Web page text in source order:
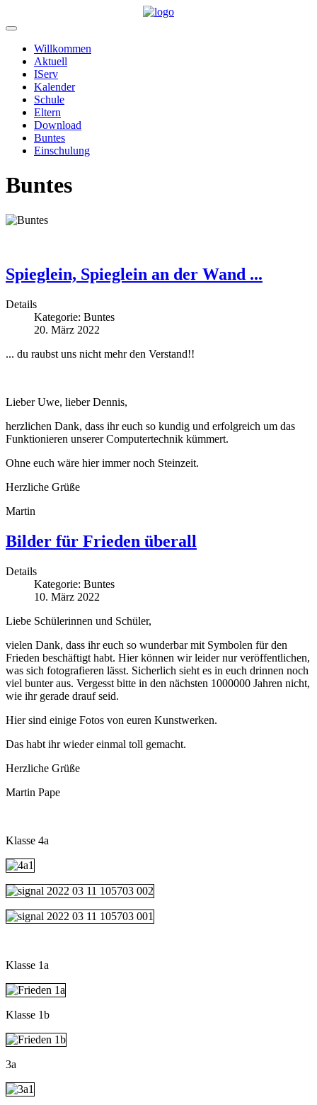
Willkommen
Aktuell
IServ
Kalender
Schule
Eltern
Download
Buntes
Einschulung
Buntes
Spieglein, Spieglein an der Wand ...
Details
Kategorie: Buntes
20. März 2022
... du raubst uns nicht mehr den Verstand!!
Lieber Uwe, lieber Dennis,
herzlichen Dank, dass ihr euch so kundig und erfolgreich um das
Funktionieren unserer Computertechnik kümmert.
Ohne euch wäre hier immer noch Steinzeit.
Herzliche Grüße
Martin
Bilder für Frieden überall
Details
Kategorie: Buntes
10. März 2022
Liebe Schülerinnen und Schüler,
vielen Dank, dass ihr euch so wunderbar mit Symbolen für den
Frieden beschäftigt habt. Hier können wir leider nur veröffentlichen,
was sich fotografieren lässt. Sicherlich sieht es in euch drinnen noch
viel bunter aus. Vergesst bitte in den nächsten 1000000 Jahren nicht,
wie ihr gerade drauf seid.
Hier sind einige Fotos von euren Kunstwerken.
Das habt ihr wieder einmal toll gemacht.
Herzliche Grüße
Martin Pape
Klasse 4a
Klasse 1a
Klasse 1b
3a